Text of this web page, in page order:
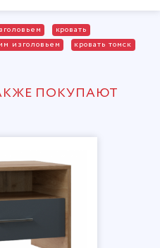
кровать
изголовьем кровать томск
ПОКУПАЮТ